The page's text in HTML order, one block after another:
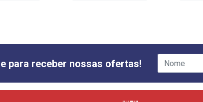
para receber nossas ofertas!